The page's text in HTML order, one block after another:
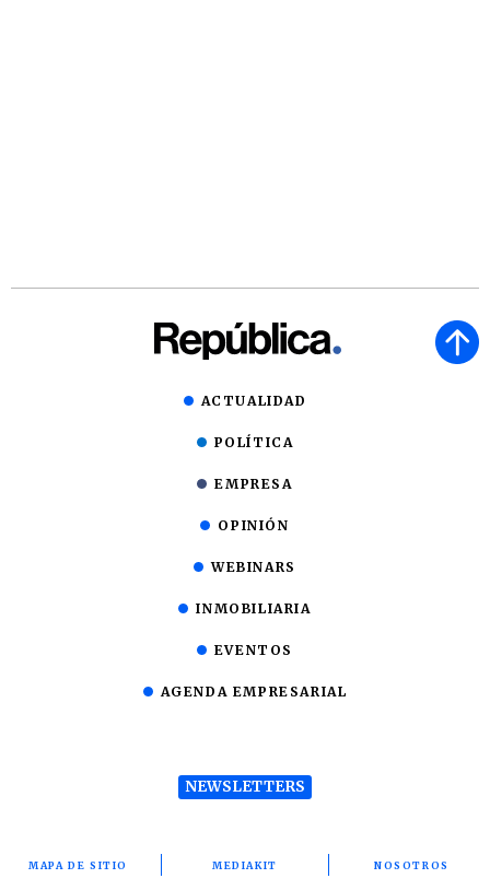
ACTUALIDAD
POLÍTICA
EMPRESA
OPINIÓN
WEBINARS
INMOBILIARIA
EVENTOS
AGENDA EMPRESARIAL
NEWSLETTERS
MAPA DE SITIO MEDIAKIT NOSOTROS